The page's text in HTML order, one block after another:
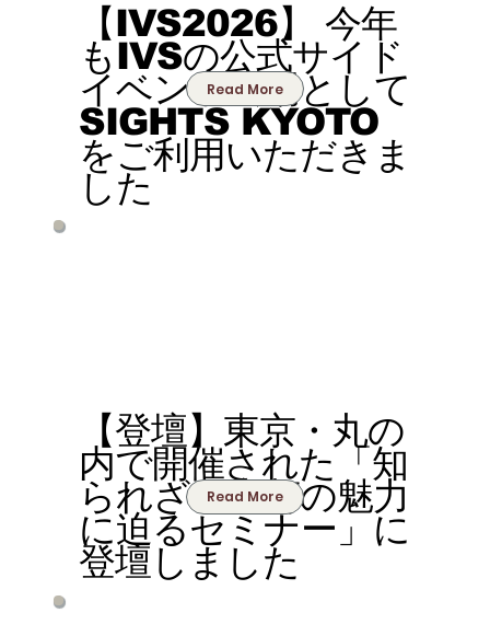
【IVS2026】 今年
もIVSの公式サイド
イベント会場として
SIGHTS KYOTO
をご利用いただきま
した
Read More
【登壇】東京・丸の
内で開催された「知
られざる京都の魅力
に迫るセミナー」に
登壇しました
Read More